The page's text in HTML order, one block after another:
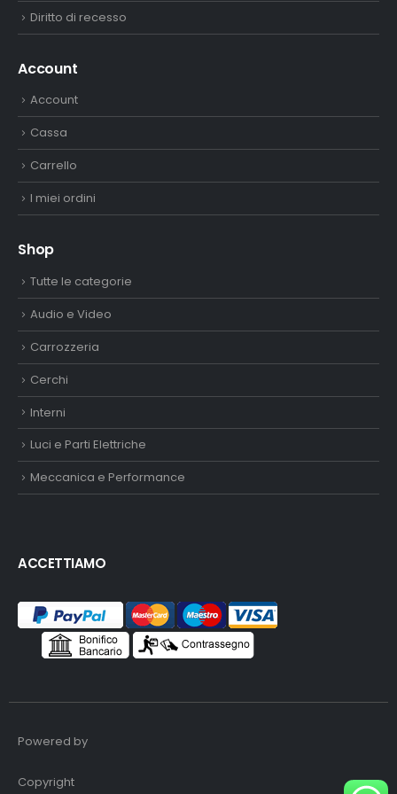
Diritto di recesso
Account
Account
Cassa
Carrello
I miei ordini
Shop
Tutte le categorie
Audio e Video
Carrozzeria
Cerchi
Interni
Luci e Parti Elettriche
Meccanica e Performance
ACCETTIAMO
Powered by
Copyright